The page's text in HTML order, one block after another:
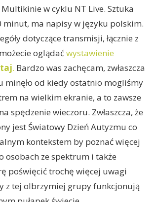
w cyklu NT Live. Sztuka
minut, ma napisy w języku polskim.
dotyczące transmisji, łącznie z
oglądaćwystawienie
. Bardzo was zachęcam, zwłaszcza
minęło od kiedy ostatnio mogliśmy
na wielkim ekranie, a to zawsze
spędzenie wieczoru. Zwłaszcza, że
jest Światowy Dzień Autyzmu co
kontekstem by poznać więcej
osobach ze spektrum i także
poświęcić trochę więcej uwagi
z tej olbrzymiej grupy funkcjonują